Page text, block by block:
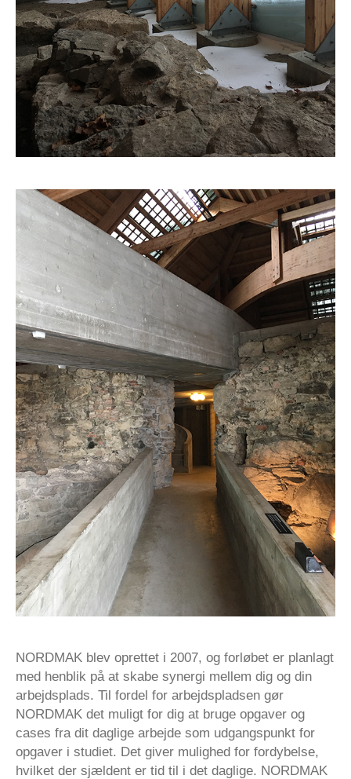
NORDMAK blev oprettet i 2007, og forløbet er planlagt
med henblik på at skabe synergi mellem dig og din
arbejdsplads. Til fordel for arbejdspladsen gør
NORDMAK det muligt for dig at bruge opgaver og
cases fra dit daglige arbejde som udgangspunkt for
opgaver i studiet. Det giver mulighed for fordybelse,
hvilket der sjældent er tid til i det daglige. NORDMAK